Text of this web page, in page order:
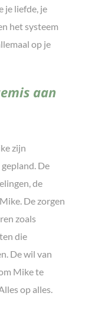
je liefde, je
het systeem
op je
aan
zijn
De
de
De zorgen
zoals
die
De wil van
Mike te
op alles.